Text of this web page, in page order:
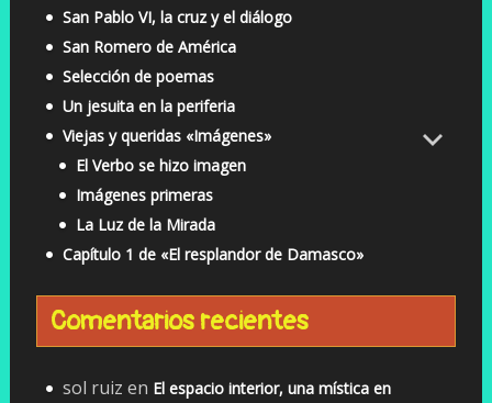
San Pablo VI, la cruz y el diálogo
San Romero de América
Selección de poemas
Un jesuita en la periferia
Viejas y queridas «Imágenes»
El Verbo se hizo imagen
Imágenes primeras
La Luz de la Mirada
Capítulo 1 de «El resplandor de Damasco»
Comentarios recientes
sol ruiz en El espacio interior, una mística en